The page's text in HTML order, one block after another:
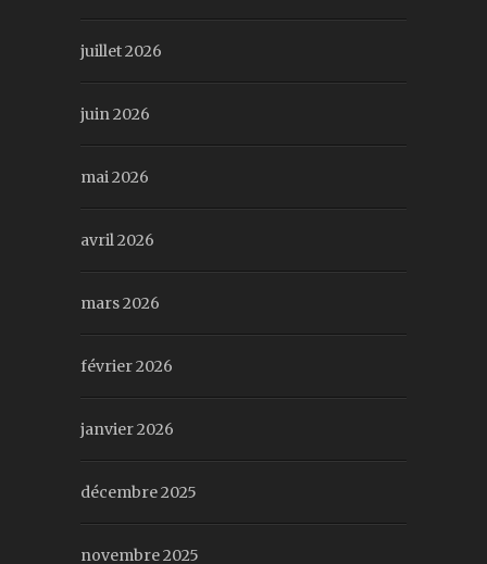
juillet 2026
juin 2026
mai 2026
avril 2026
mars 2026
février 2026
janvier 2026
décembre 2025
novembre 2025